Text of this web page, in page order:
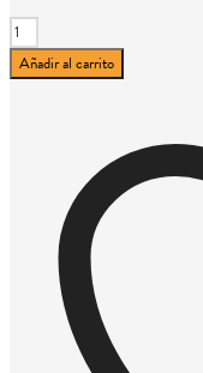
Grey
Goose
Watermelon
Añadir al carrito